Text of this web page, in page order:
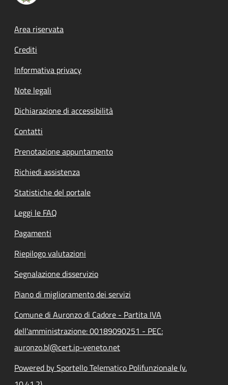
Footer menu
Area riservata
Crediti
Informativa privacy
Note legali
Dichiarazione di accessibilità
Contatti
Prenotazione appuntamento
Richiedi assistenza
Statistiche del portale
Leggi le FAQ
Pagamenti
Riepilogo valutazioni
Segnalazione disservizio
Piano di miglioramento dei servizi
Comune di Auronzo di Cadore - Partita IVA
dell'amministrazione: 00189090251 - PEC:
auronzo.bl@cert.ip-veneto.net
Powered by Sportello Telematico Polifunzionale (v.